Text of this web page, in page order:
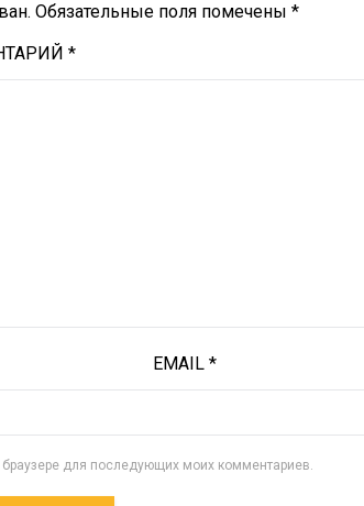
Обязательные поля помечены*
*
EMAIL *
для последующих моих комментариев.